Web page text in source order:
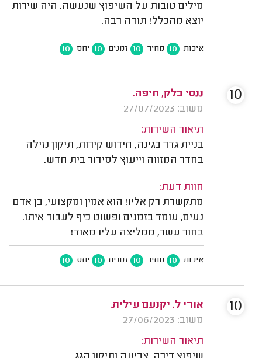
מילים טובות על השיפוץ שנעשה. היה שירות
יוצא מהכלל! תודה רבה.
איכות 10 מחיר 10 זמנים 10 יחס 10
ננסי בלק, חיפה.
משוב: 27/07/2023
תיאור השירות:
בניית גדר בגינה, חידוש קירות, תיקון נזילה
בחדר המזווה וייעוץ לסידור בית חדש.
חוות דעת:
מתקשרת רק אליו! הוא אמין ומקצועי, בן אדם
נעים, עומד בזמנים ופשוט כיף לעבוד איתו.
בחור עשר, ממליצה עליו מאוד!
איכות 10 מחיר 10 זמנים 10 יחס 10
10
אורי ל. יקנעם עילית.
משוב: 27/06/2023
תיאור השירות:
10